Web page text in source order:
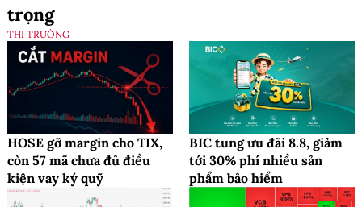
trọng
THỊ TRƯỜNG
HOSE gỡ margin cho TIX,
còn 57 mã chưa đủ điều
kiện vay ký quỹ
BIC tung ưu đãi 8.8, giảm
tới 30% phí nhiều sản
phẩm bảo hiểm